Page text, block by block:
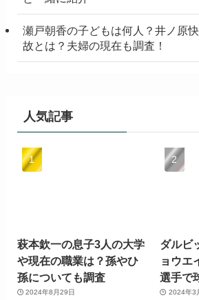
瀬戸朝香の子どもは何人？井ノ原
故とは？夫婦の現在も調査！
人気記事
萩本欽一の息子3人の大学
や現在の職業は？孫やひ
孫についても調査
2024年8月29日
ダルビ
ョウエ
選手で
2024年3